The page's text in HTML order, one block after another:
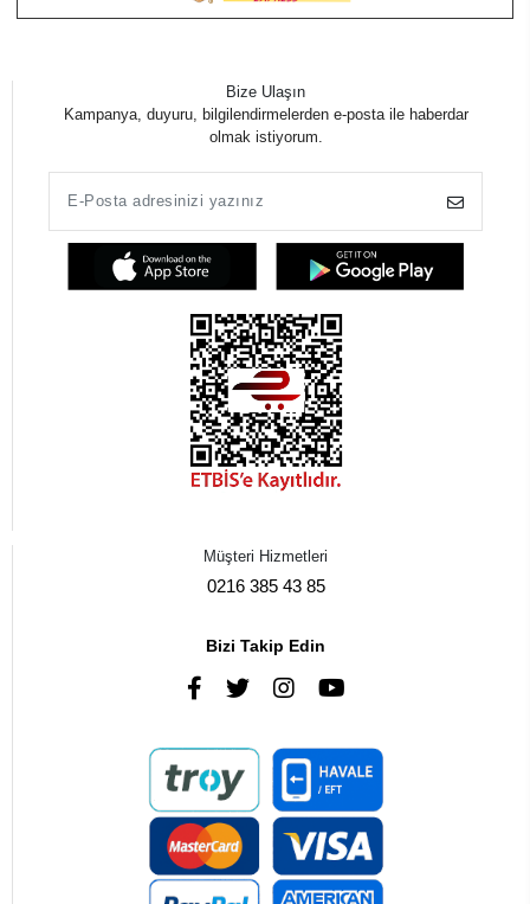
Bize Ulaşın
Kampanya, duyuru, bilgilendirmelerden e-posta ile haberdar
olmak istiyorum.
Müşteri Hizmetleri
0216 385 43 85
Bizi Takip Edin